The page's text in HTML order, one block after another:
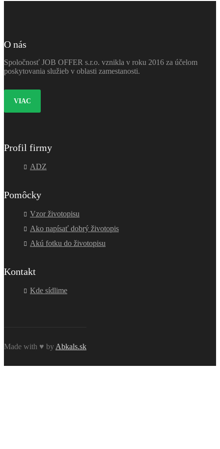
O nás
Spoločnosť JOB OFFER s.r.o. vznikla v roku 2016 za účelom
poskytovania služieb v oblasti zamestanosti.
VIAC
Profil firmy
ADZ
Pomôcky
Vzor životopisu
Ako napísať dobrý životopis
Akú fotku do životopisu
Kontakt
Kde sídlime
Made with ♥ by Abkals.sk